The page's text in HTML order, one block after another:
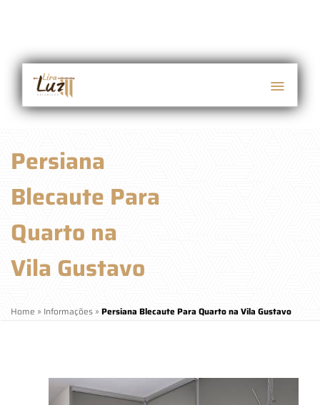
Persiana
Blecaute Para
Quarto na
Vila Gustavo
Home » Informações » Persiana Blecaute Para Quarto na Vila Gustavo